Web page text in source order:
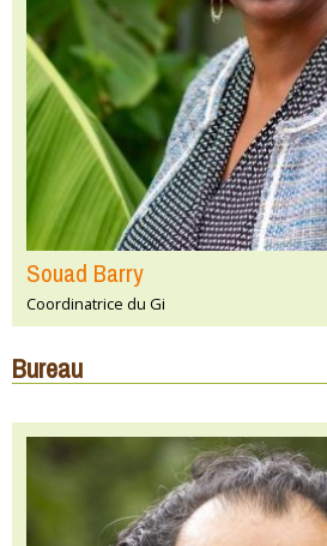
Souad Barry
Coordinatrice du Gi
Bureau